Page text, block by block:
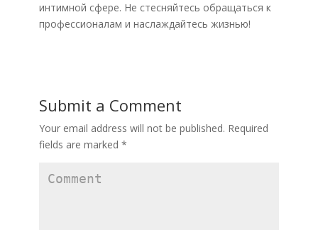
интимной сфере. Не стесняйтесь обращаться к
профессионалам и наслаждайтесь жизнью!
Submit a Comment
Your email address will not be published. Required
fields are marked *